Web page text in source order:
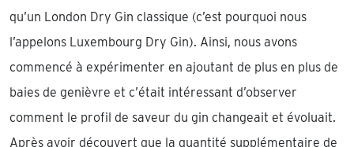
qu’un London Dry Gin classique (c’est pourquoi nous
l’appelons Luxembourg Dry Gin). Ainsi, nous avons
commencé à expérimenter en ajoutant de plus en plus de
baies de genièvre et c’était intéressant d’observer
comment le profil de saveur du gin changeait et évoluait.
Après avoir découvert que la quantité supplémentaire de